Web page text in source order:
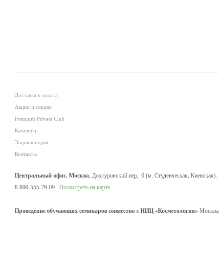
Доставка и оплата
Акции и скидки
Premium Private Club
Каталоги
Энциклопедия
Контакты
Центральный офис. Москва, Дохтуровский пер, 6 (м. Студенческая, Киевская).
8-800-555-79-09. Посмотреть на карте
Проведение обучающих семинаров совместно с НИЦ «Косметология»